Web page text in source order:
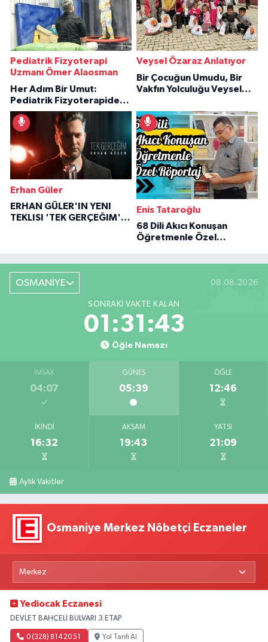
Pediatrik Fizyoterapi
Uzmanı Ömer Alaosman
Her Adım Bir Umut:
Pediatrik Fizyoterapiden
İlham Veren Hikâyeler
Veysel Özaraz Anlatıyor
Bir Çocuğun Umudu, Bir
Vakfın Yolculuğu Veysel
Erhan Güler
ERHAN GÜLER'IN YENI
TEKLISI 'TEK GERÇEĞIM'LE
Enis Tataroğlu
68 Dili Akıcı Konuşan
Öğretmenle Özel
OSMANİYE 08.08.2026
SONRAKI VAKTE KALAN
01:31:42
Öğle Namazı
İMSAK
04:07
GÜNEŞ
05:39
ÖĞLE
12:46
İKINDI
16:32
AKŞAM
19:43
YATSI
21:09
Aylık Vakitler
Osmaniye Merkez Nöbetçi Eczaneler
Yediocak Eczanesi
DEVLET BAHÇELİ BULVARI 3.ETAP
0 (328) 814 20 51 Yol Tarifi Al